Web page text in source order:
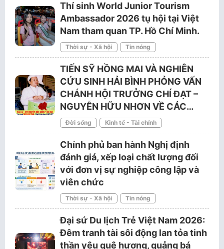
Thí sinh World Junior Tourism
Ambassador 2026 tụ hội tại Việt
Nam tham quan TP. Hồ Chí Minh.
Thời sự - Xã hội Tin nóng
TIẾN SỸ HỒNG MAI VÀ NGHIÊN
CỨU SINH HẢI BÌNH PHỎNG VẤN
CHÁNH HỘI TRƯỞNG CHÍ ĐẠT –
NGUYỄN HỮU NHƠN VỀ CÁC…
Đời sống Kinh tế - Tài chính
Chính phủ ban hành Nghị định
đánh giá, xếp loại chất lượng đối
với đơn vị sự nghiệp công lập và
viên chức
Thời sự - Xã hội Tin nóng
Đại sứ Du lịch Trẻ Việt Nam 2026:
Đêm tranh tài sôi động lan tỏa tinh
thần yêu quê hương, quảng bá